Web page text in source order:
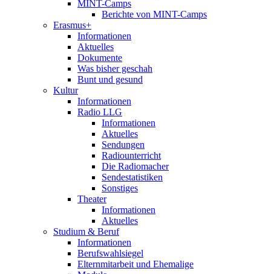
MINT-Camps
Berichte von MINT-Camps
Erasmus+
Informationen
Aktuelles
Dokumente
Was bisher geschah
Bunt und gesund
Kultur
Informationen
Radio LLG
Informationen
Aktuelles
Sendungen
Radiounterricht
Die Radiomacher
Sendestatistiken
Sonstiges
Theater
Informationen
Aktuelles
Studium & Beruf
Informationen
Berufswahlsiegel
Elternmitarbeit und Ehemalige